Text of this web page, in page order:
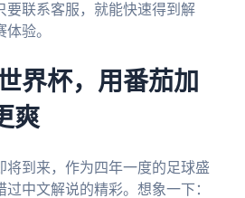
要联系客服，就能快速得到解
验。
界杯，用番茄加
爽
将到来，作为四年一度的足球盛
中文解说的精彩。想象一下：